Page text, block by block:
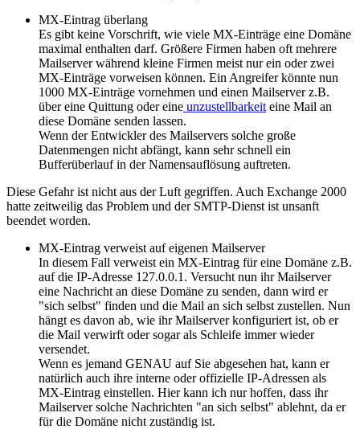
MX-Eintrag überlang
Es gibt keine Vorschrift, wie viele MX-Einträge eine Domäne
maximal enthalten darf. Größere Firmen haben oft mehrere
Mailserver während kleine Firmen meist nur ein oder zwei
MX-Einträge vorweisen können. Ein Angreifer könnte nun
1000 MX-Einträge vornehmen und einen Mailserver z.B.
über eine Quittung oder eine unzustellbarkeit eine Mail an
diese Domäne senden lassen.
Wenn der Entwickler des Mailservers solche große
Datenmengen nicht abfängt, kann sehr schnell ein
Bufferüberlauf in der Namensauflösung auftreten.
Diese Gefahr ist nicht aus der Luft gegriffen. Auch Exchange 2000
hatte zeitweilig das Problem und der SMTP-Dienst ist unsanft
beendet worden.
MX-Eintrag verweist auf eigenen Mailserver
In diesem Fall verweist ein MX-Eintrag für eine Domäne z.B.
auf die IP-Adresse 127.0.0.1. Versucht nun ihr Mailserver
eine Nachricht an diese Domäne zu senden, dann wird er
"sich selbst" finden und die Mail an sich selbst zustellen. Nun
hängt es davon ab, wie ihr Mailserver konfiguriert ist, ob er
die Mail verwirft oder sogar als Schleife immer wieder
versendet.
Wenn es jemand GENAU auf Sie abgesehen hat, kann er
natürlich auch ihre interne oder offizielle IP-Adressen als
MX-Eintrag einstellen. Hier kann ich nur hoffen, dass ihr
Mailserver solche Nachrichten "an sich selbst" ablehnt, da er
für die Domäne nicht zuständig ist.